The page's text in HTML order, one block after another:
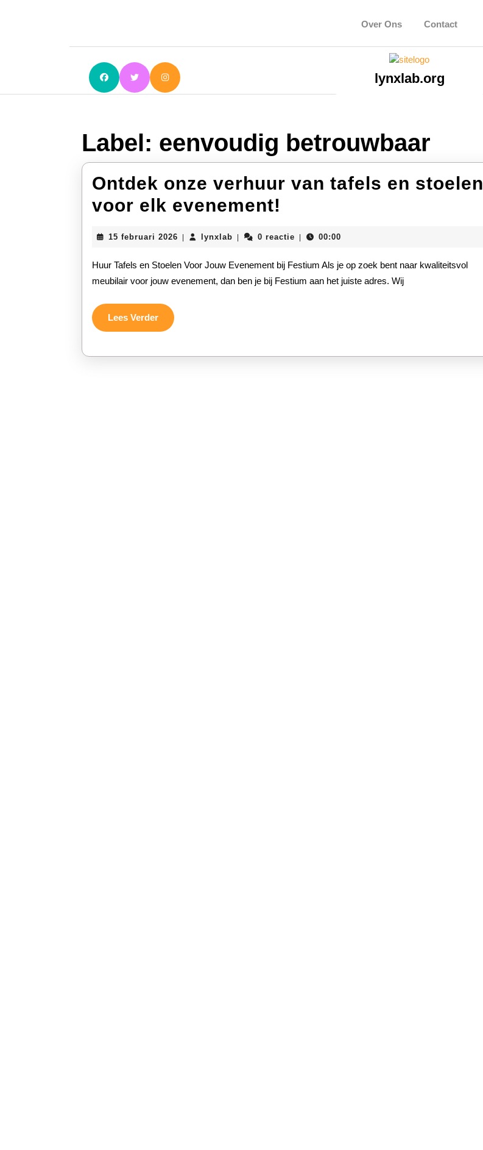
Over Ons Contact
lynxlab.org
Label: eenvoudig betrouwbaar
Ontdek onze verhuur van tafels en stoelen
voor elk evenement!
verhuur
van
voor
15 februari 2026 15
2026
lynxlab lynxlab0 reactie 00:00
Huur Tafels en Stoelen Voor Jouw Evenement bij Festium Als je op zoek bent naar kwaliteitsvol
meubilair voor jouw evenement, dan ben je bij Festium aan het juiste adres. Wij
Lees VerderLees
Verder